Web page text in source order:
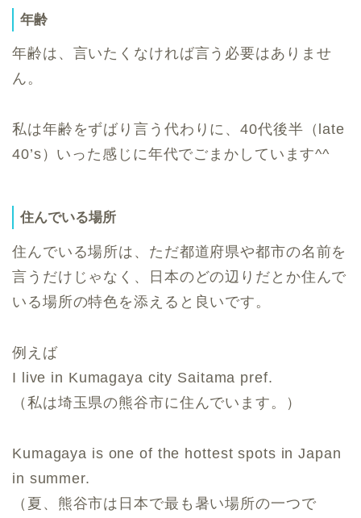
年齢
年齢は、言いたくなければ言う必要はありませ
ん。
私は年齢をずばり言う代わりに、40代後半（late
40’s）いった感じに年代でごまかしています^^
住んでいる場所
住んでいる場所は、ただ都道府県や都市の名前を
言うだけじゃなく、日本のどの辺りだとか住んで
いる場所の特色を添えると良いです。
例えば
I live in Kumagaya city Saitama pref.
（私は埼玉県の熊谷市に住んでいます。）
Kumagaya is one of the hottest spots in Japan
in summer.
（夏、熊谷市は日本で最も暑い場所の一つで